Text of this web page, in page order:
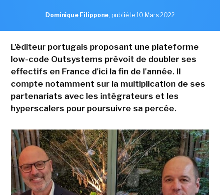
Dominique Filippone, publié le 10 Mars 2022
L'éditeur portugais proposant une plateforme
low-code Outsystems prévoit de doubler ses
effectifs en France d'ici la fin de l'année. Il
compte notamment sur la multiplication de ses
partenariats avec les intégrateurs et les
hyperscalers pour poursuivre sa percée.